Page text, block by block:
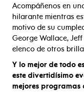
Acompáñenos en
hilarante mientras
motivo de su
George Wallace,
elenco de otros
Y lo mejor de todo
este divertidísimo
mejores